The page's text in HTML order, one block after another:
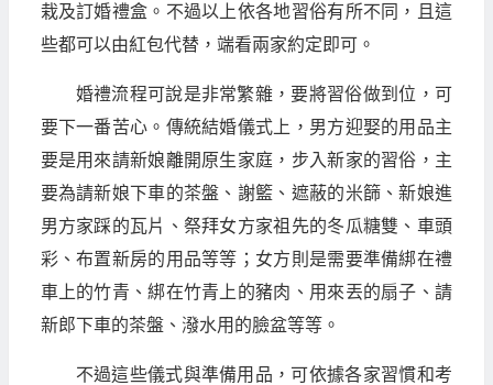
栽及訂婚禮盒。不過以上依各地習俗有所不同，且這
些都可以由紅包代替，端看兩家約定即可。
婚禮流程可說是非常繁雜，要將習俗做到位，可
要下一番苦心。傳統結婚儀式上，男方迎娶的用品主
要是用來請新娘離開原生家庭，步入新家的習俗，主
要為請新娘下車的茶盤、謝籃、遮蔽的米篩、新娘進
男方家踩的瓦片、祭拜女方家祖先的冬瓜糖雙、車頭
彩、布置新房的用品等等；女方則是需要準備綁在禮
車上的竹青、綁在竹青上的豬肉、用來丟的扇子、請
新郎下車的茶盤、潑水用的臉盆等等。
不過這些儀式與準備用品，可依據各家習慣和考